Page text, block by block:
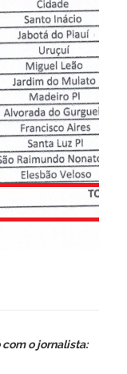
com o jornalista: